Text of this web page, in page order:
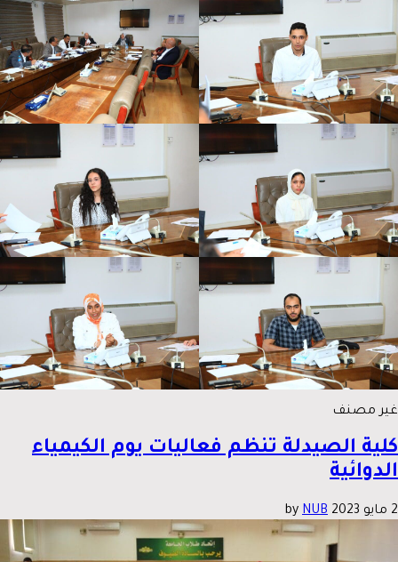
غير مصنف
كلية الصيدلة تنظم فعاليات يوم الكيمياء
الدوائية
2 مايو 2023 NUB